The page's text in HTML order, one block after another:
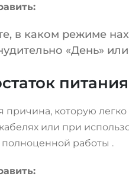
в каком режиме
«День»
питания
причина, которую
или при
работы .